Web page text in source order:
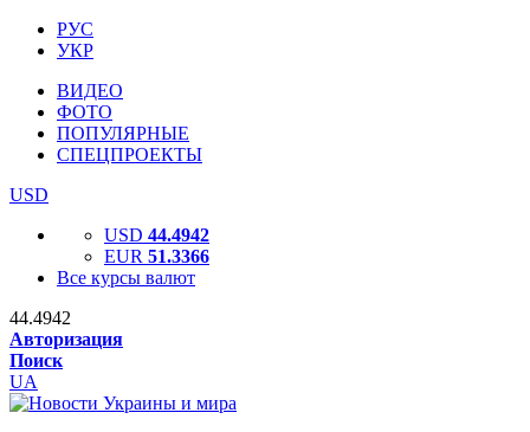
РУС
УКР
ВИДЕО
ФОТО
ПОПУЛЯРНЫЕ
СПЕЦПРОЕКТЫ
USD
USD 44.4942
EUR 51.3366
Все курсы валют
44.4942
Авторизация
Поиск
UA